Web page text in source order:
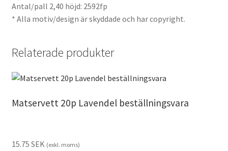
Antal/pall 2,40 höjd: 2592fp
* Alla motiv/design är skyddade och har copyright.
Relaterade produkter
Matservett 20p Lavendel beställningsvara
15.75 SEK (exkl. moms)